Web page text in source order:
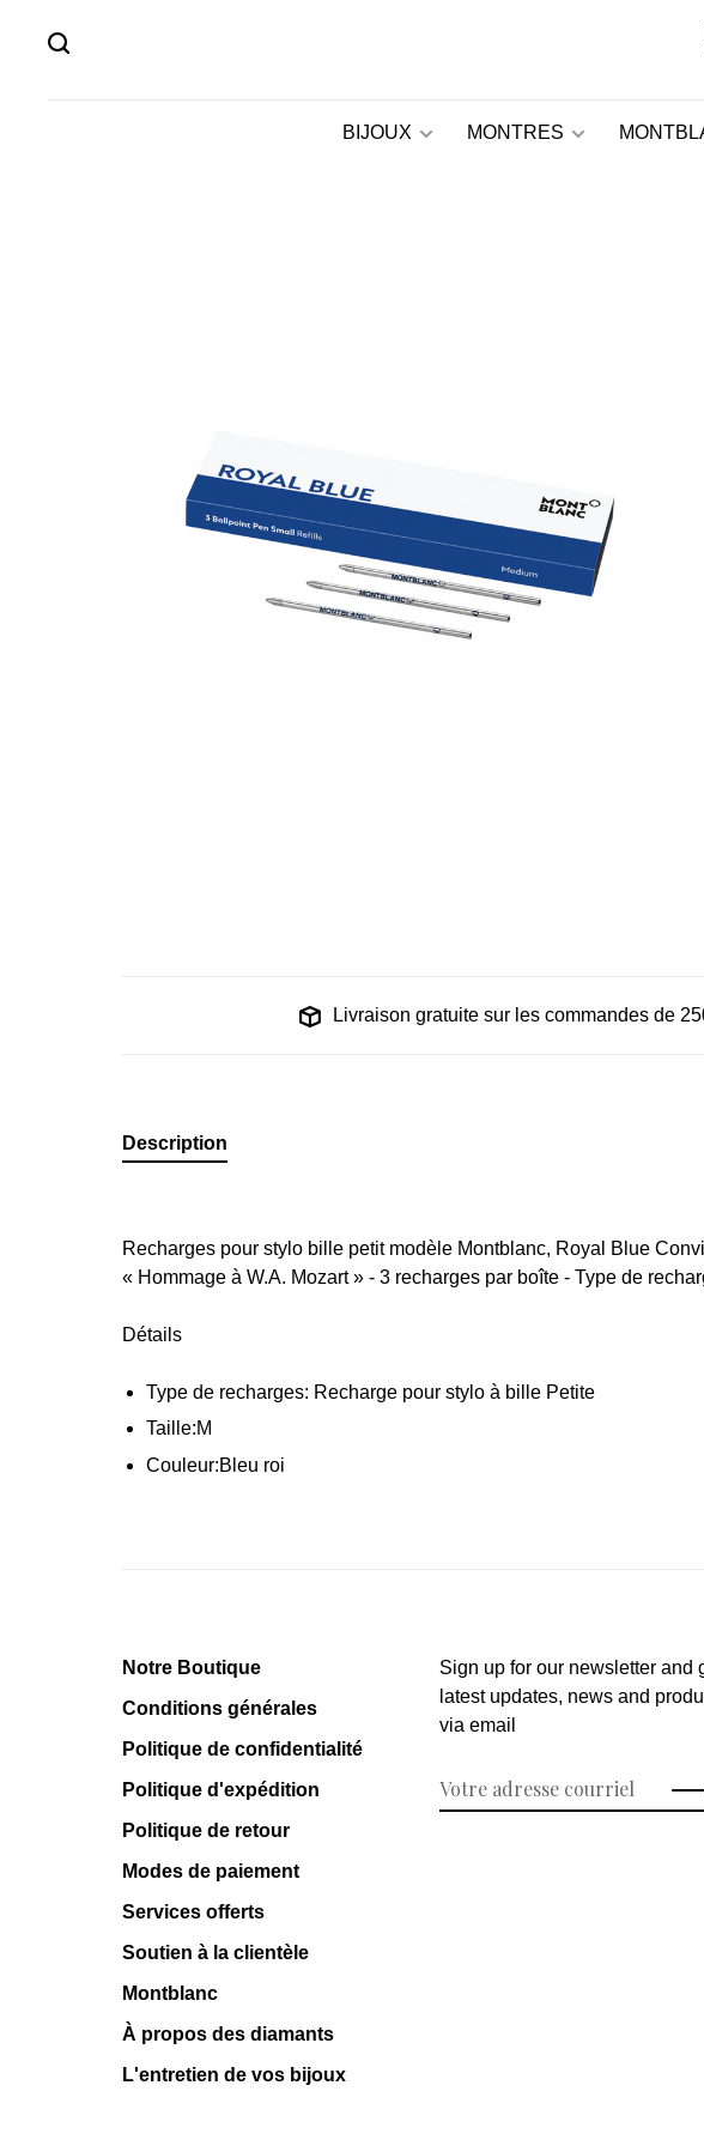
BIJOUX MONTRES
Livraison gratuite sur les commandes de
Description
Recharges pour stylo bille petit modèle Montblanc, Royal Blue
« Hommage à W.A. Mozart » - 3 recharges par boîte - Type de
Détails
Type de recharges: Recharge pour stylo à bille Petite
Taille:M
Couleur:Bleu roi
Notre Boutique
Conditions générales
Politique de confidentialité
Politique d'expédition
Politique de retour
Modes de paiement
Services offerts
Soutien à la clientèle
Montblanc
À propos des diamants
L'entretien de vos bijoux
Sign up for our newsletter and
latest updates, news and
via email